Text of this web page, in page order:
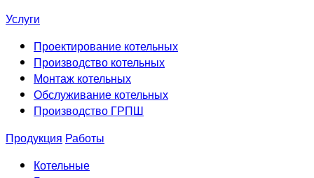
Услуги
Проектирование котельных
Производство котельных
Монтаж котельных
Обслуживание котельных
Производство ГРПШ
Продукция Работы
Котельные